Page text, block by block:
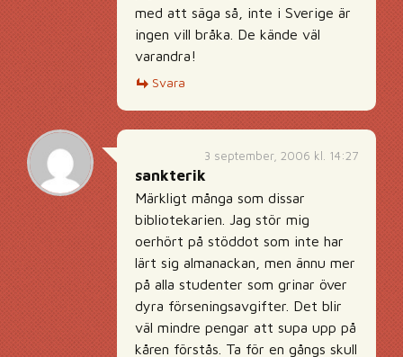
med att säga så, inte i Sverige är
ingen vill bråka. De kände väl
varandra!
Svara
3 september, 2006 kl. 14:27
sankterik
Märkligt många som dissar
bibliotekarien. Jag stör mig
oerhört på stöddot som inte har
lärt sig almanackan, men ännu mer
på alla studenter som grinar över
dyra förseningsavgifter. Det blir
väl mindre pengar att supa upp på
kåren förstås. Ta för en gångs skull